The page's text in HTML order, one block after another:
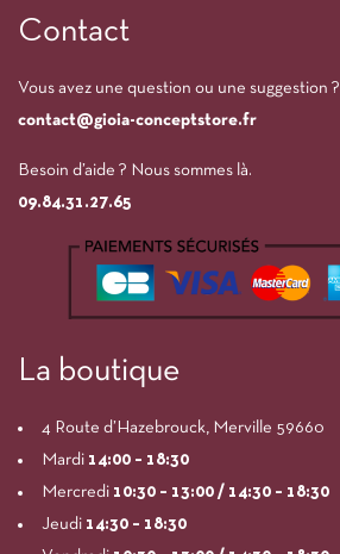
Contact
Vous avez une question ou une suggestion ?
contact@gioia-conceptstore.fr
Besoin d’aide ? Nous sommes là.
09.84.31.27.65
La boutique
4 Route d’Hazebrouck, Merville 59660
Mardi 14:00 – 18:30
Mercredi 10:30 – 13:00 / 14:30 – 18:30
Jeudi 14:30 – 18:30